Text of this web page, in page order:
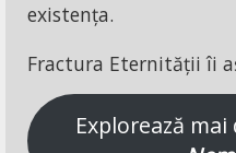
existența.
Fractura Eternității îi
Explorează